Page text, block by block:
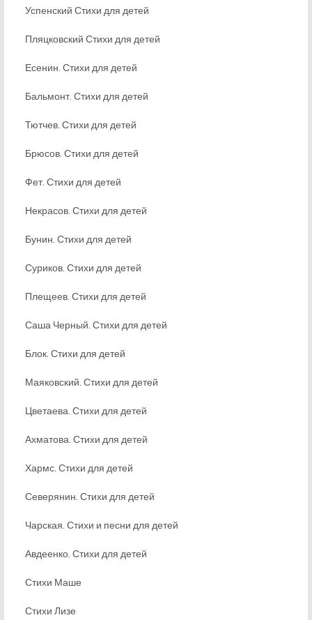
Успенский Стихи для детей
Пляцковский Стихи для детей
Есенин. Стихи для детей
Бальмонт. Стихи для детей
Тютчев. Стихи для детей
Брюсов. Стихи для детей
Фет. Стихи для детей
Некрасов. Стихи для детей
Бунин. Стихи для детей
Суриков. Стихи для детей
Плещеев. Стихи для детей
Саша Черный. Стихи для детей
Блок. Стихи для детей
Маяковский. Стихи для детей
Цветаева. Стихи для детей
Ахматова. Стихи для детей
Хармс. Стихи для детей
Северянин. Стихи для детей
Чарская. Стихи и песни для детей
Авдеенко. Стихи для детей
Стихи Маше
Стихи Лизе